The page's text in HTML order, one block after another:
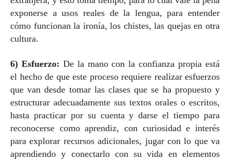
exponerse a usos reales de la lengua, para entender
cómo funcionan la ironía, los chistes, las quejas en otra
cultura.
6) Esfuerzo: De la mano con la confianza propia está
el hecho de que este proceso requiere realizar esfuerzos
que van desde tomar las clases que se ha propuesto y
estructurar adecuadamente sus textos orales o escritos,
hasta practicar por su cuenta y darse el tiempo para
reconocerse como aprendiz, con curiosidad e interés
para explorar recursos adicionales, jugar con lo que va
aprendiendo y conectarlo con su vida en elementos